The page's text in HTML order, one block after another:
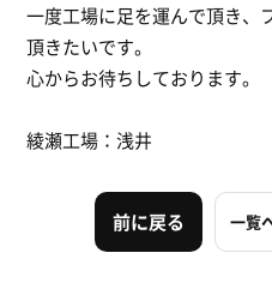
一度工場に足を運んで頂き、
頂きたいです。
心からお待ちしております。
綾瀬工場：浅井
前に戻る 一覧